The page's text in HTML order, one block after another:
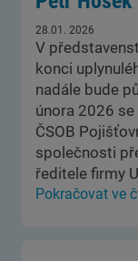
28.01. 2026
V
konci
nadále bude
února 2026
ČSOB
společnosti
ředitele firmy
Pokračovat ve